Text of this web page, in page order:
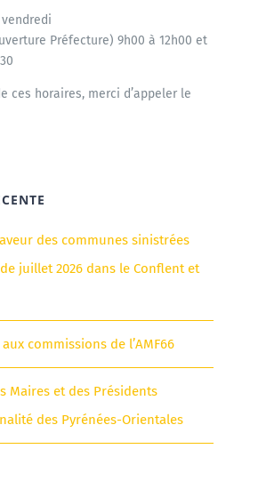
Préfecture) 9h00 à 12h00 et
ces horaires, merci d’appeler le
des communes sinistrées
juillet 2026 dans le Conflent et
commissions de l’AMF66
Maires et des Présidents
des Pyrénées-Orientales